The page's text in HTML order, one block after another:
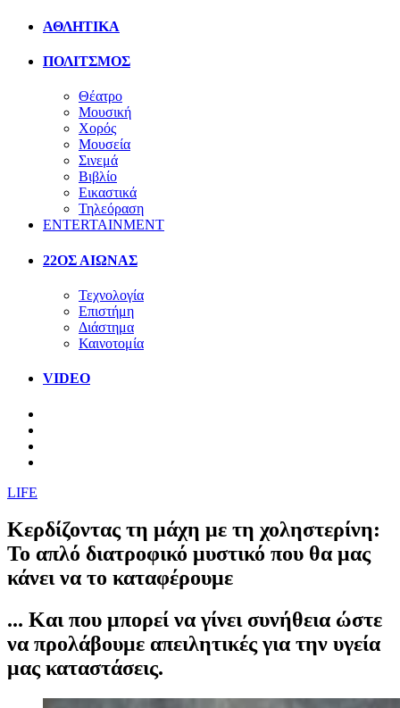
ΑΘΛΗΤΙΚΑ
ΠΟΛΙΤΣΜΟΣ
Θέατρο
Μουσική
Χορός
Μουσεία
Σινεμά
Βιβλίο
Εικαστικά
Τηλεόραση
ENTERTAINMENT
22ΟΣ ΑΙΩΝΑΣ
Τεχνολογία
Επιστήμη
Διάστημα
Καινοτομία
VIDEO
LIFE
Κερδίζοντας τη μάχη με τη χοληστερίνη:
Το απλό διατροφικό μυστικό που θα μας
κάνει να το καταφέρουμε
... Και που μπορεί να γίνει συνήθεια ώστε
να προλάβουμε απειλητικές για την υγεία
μας καταστάσεις.